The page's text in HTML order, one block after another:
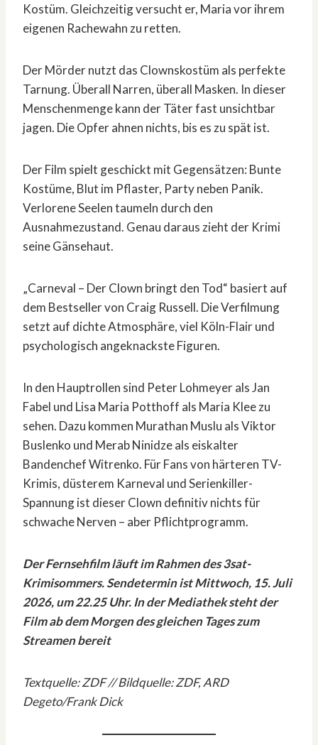
Kostüm. Gleichzeitig versucht er, Maria vor ihrem
eigenen Rachewahn zu retten.
Der Mörder nutzt das Clownskostüm als perfekte
Tarnung. Überall Narren, überall Masken. In dieser
Menschenmenge kann der Täter fast unsichtbar
jagen. Die Opfer ahnen nichts, bis es zu spät ist.
Der Film spielt geschickt mit Gegensätzen: Bunte
Kostüme, Blut im Pflaster, Party neben Panik.
Verlorene Seelen taumeln durch den
Ausnahmezustand. Genau daraus zieht der Krimi
seine Gänsehaut.
„Carneval – Der Clown bringt den Tod“ basiert auf
dem Bestseller von Craig Russell. Die Verfilmung
setzt auf dichte Atmosphäre, viel Köln-Flair und
psychologisch angeknackste Figuren.
In den Hauptrollen sind Peter Lohmeyer als Jan
Fabel und Lisa Maria Potthoff als Maria Klee zu
sehen. Dazu kommen Murathan Muslu als Viktor
Buslenko und Merab Ninidze als eiskalter
Bandenchef Witrenko. Für Fans von härteren TV-
Krimis, düsterem Karneval und Serienkiller-
Spannung ist dieser Clown definitiv nichts für
schwache Nerven – aber Pflichtprogramm.
Der Fernsehfilm läuft im Rahmen des 3sat-
Krimisommers. Sendetermin ist Mittwoch, 15. Juli
2026, um 22.25 Uhr. In der Mediathek steht der
Film ab dem Morgen des gleichen Tages zum
Streamen bereit
Textquelle: ZDF // Bildquelle: ZDF, ARD
Degeto/Frank Dick